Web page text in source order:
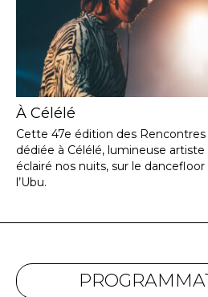
À Célélé
Cette 47e édition des Rencontres
dédiée à Célélé, lumineuse
éclairé nos nuits, sur le
l’Ubu.